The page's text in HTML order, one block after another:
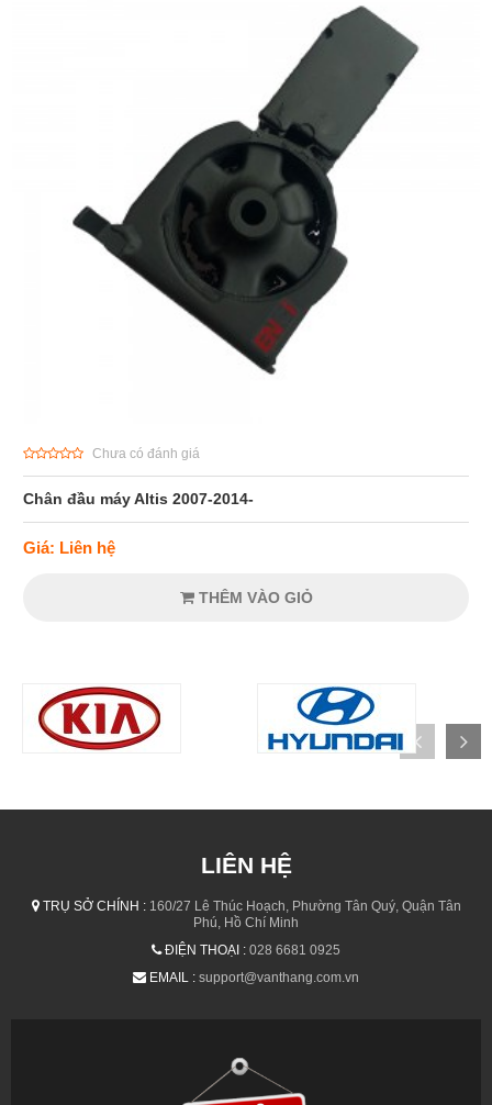
Chưa có đánh giá
Chân đầu máy Altis 2007-2014-
Giá: Liên hệ
THÊM VÀO GIỎ
LIÊN HỆ
TRỤ SỞ CHÍNH :160/27 Lê Thúc Hoạch, Phường Tân Quý, Quận Tân
Phú, Hồ Chí Minh
ĐIỆN THOẠI : 028 6681 0925
EMAIL : support@vanthang.com.vn